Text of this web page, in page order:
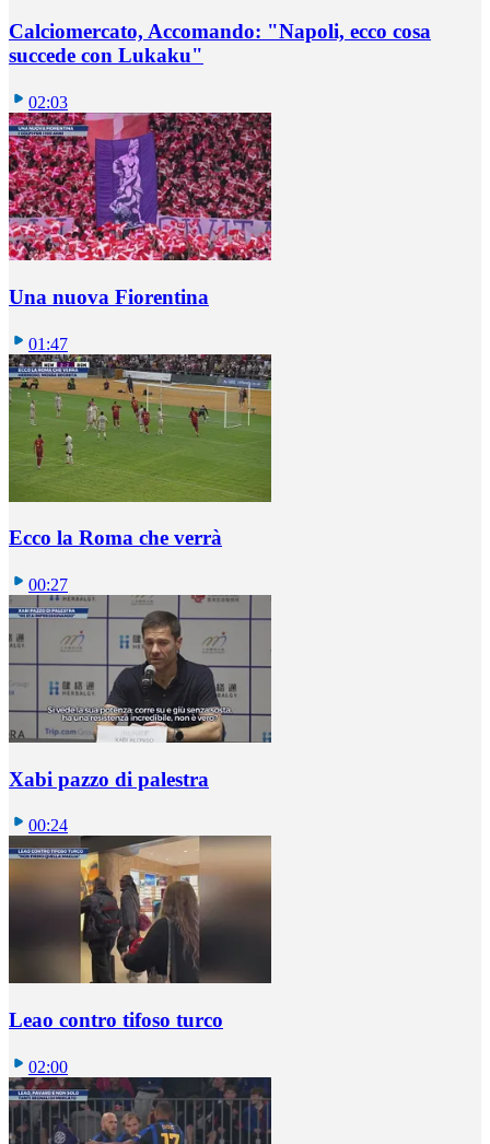
Calciomercato, Accomando: "Napoli, ecco cosa
succede con Lukaku"
02:03
Una nuova Fiorentina
01:47
Ecco la Roma che verrà
00:27
Xabi pazzo di palestra
00:24
Leao contro tifoso turco
02:00